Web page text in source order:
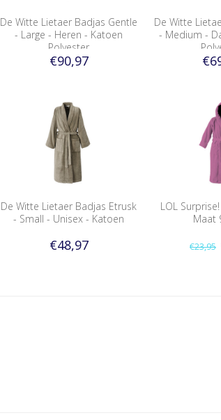
De Witte Lietaer Badjas Gentle
- Large - Heren - Katoen
Polyester
€90,97
De Witte
- Medium -
De Witte Lietaer Badjas Etrusk
- Small - Unisex - Katoen
€48,97
LOL
Maat
€23,95